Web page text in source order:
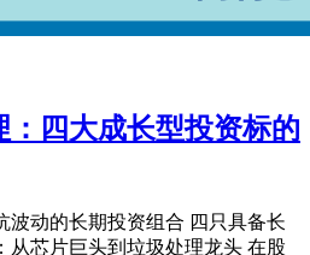
：四大成长型投资标的
波动的长期投资组合 四只具备长
从芯片巨头到垃圾处理龙头 在股